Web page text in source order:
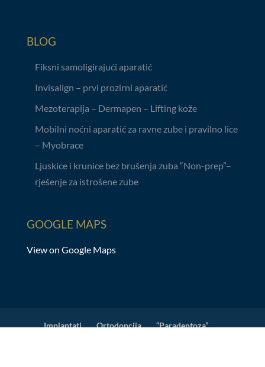
BLOG
Fiksni samoligirajući aparatić
Invisalign – prvi prozirni aparatić
Mezoterapija – Dermapen – Lifting kože
Mobilni noćni aparatić za ravne zube i pravilno lice
– Myobrace
Ljuskice i krunice bez brušenja zuba “Non-prep”–
rješenje za istrošene zube
GOOGLE MAPS
View on Google Maps
Implantati Ortodoncija
“Paradentoza”